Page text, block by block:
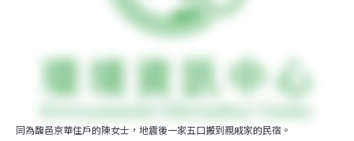
同為馥邑京華住戶的陳女士，地震後一家五口搬到親戚家的民宿。